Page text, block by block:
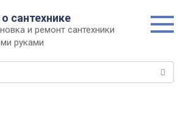
сантехнике
и ремонт сантехники
руками